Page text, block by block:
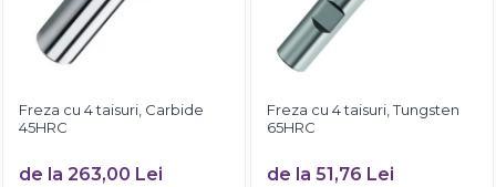
Freza cu 4 taisuri, Carbide
45HRC
de la 263,00 Lei
Freza cu 4 taisuri, Tungsten
65HRC
de la 51,76 Lei